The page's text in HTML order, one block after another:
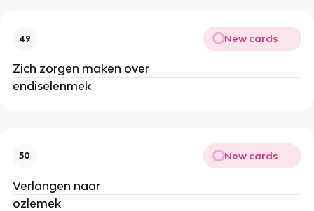
49 New cards
Zich zorgen maken over
endiselenmek
50 New cards
Verlangen naar
ozlemek